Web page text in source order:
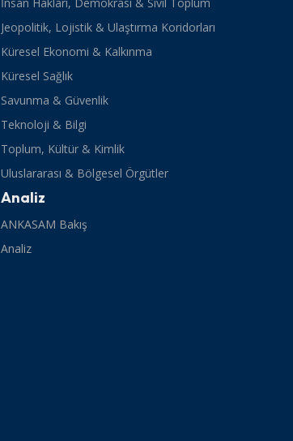
Jeopolitik, Lojistik & Ulaştırma Koridorları
Küresel Ekonomi & Kalkınma
Küresel Sağlık
Savunma & Güvenlik
Teknoloji & Bilgi
Toplum, Kültür & Kimlik
Uluslararası & Bölgesel Örgütler
Analiz
ANKASAM Bakış
Analiz